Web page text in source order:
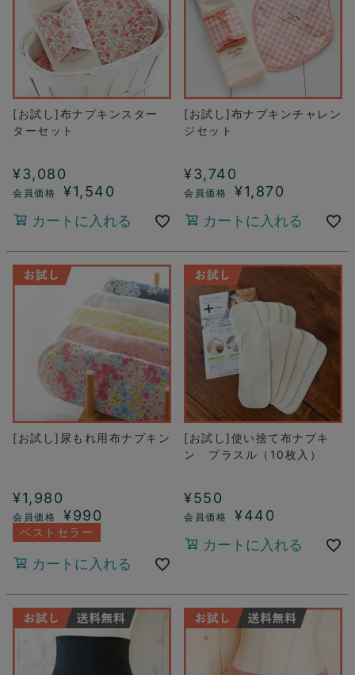
[お試し]布ナプキンスター
ターセット
¥3,080
¥1,540
カートに入れる
[お試し]布ナプキンチャレン
ジセット
¥3,740
¥1,870
カートに入れる
[お試し]尿もれ用布ナプキン
¥1,980
¥990
ベストセラー
カートに入れる
[お試し]使い捨て布ナプキ
ン プラスル（10枚入）
¥550
¥440
カートに入れる